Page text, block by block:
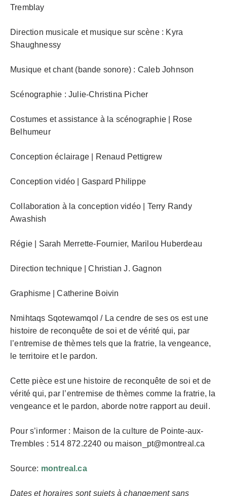
Tremblay
Direction musicale et musique sur scène : Kyra
Shaughnessy
Musique et chant (bande sonore) : Caleb Johnson
Scénographie : Julie-Christina Picher
Costumes et assistance à la scénographie | Rose
Belhumeur
Conception éclairage | Renaud Pettigrew
Conception vidéo | Gaspard Philippe
Collaboration à la conception vidéo | Terry Randy
Awashish
Régie | Sarah Merrette-Fournier, Marilou Huberdeau
Direction technique | Christian J. Gagnon
Graphisme | Catherine Boivin
Nmihtaqs Sqotewamqol / La cendre de ses os est une
histoire de reconquête de soi et de vérité qui, par
l’entremise de thèmes tels que la fratrie, la vengeance,
le territoire et le pardon.
Cette pièce est une histoire de reconquête de soi et de
vérité qui, par l’entremise de thèmes comme la fratrie, la
vengeance et le pardon, aborde notre rapport au deuil.
Pour s’informer : Maison de la culture de Pointe-aux-
Trembles : 514 872.2240 ou maison_pt@montreal.ca
Source: montreal.ca
Dates et horaires sont sujets à changement sans